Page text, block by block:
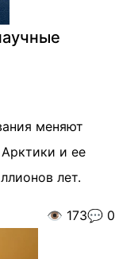
меняют
и ее
лет.
👁️ 173💬 0